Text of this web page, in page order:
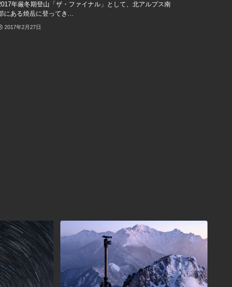
年厳冬期登山「ザ・ファイナル」として、北アルプス南
にある焼岳に登ってき...
2017年2月27日